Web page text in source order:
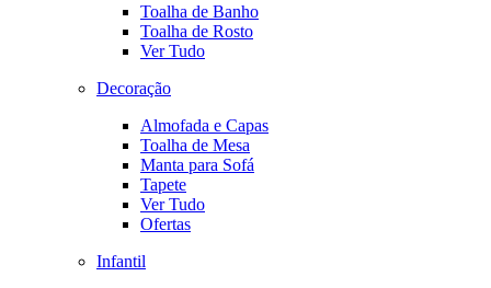
Toalha de Banho
Toalha de Rosto
Ver Tudo
Decoração
Almofada e Capas
Toalha de Mesa
Manta para Sofá
Tapete
Ver Tudo
Ofertas
Infantil